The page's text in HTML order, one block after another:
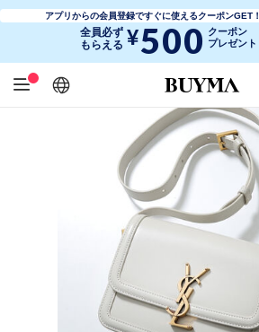
アプリからの会員登録ですぐに使えるクーポンGET！
全員必ず
もらえる ¥500 クーポン
プレゼント
日本語
English
简体中文
繁體中文